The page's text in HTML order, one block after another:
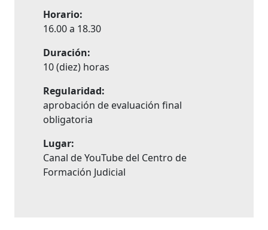
Horario:
16.00 a 18.30
Duración:
10 (diez) horas
Regularidad:
aprobación de evaluación final
obligatoria
Lugar:
Canal de YouTube del Centro de
Formación Judicial